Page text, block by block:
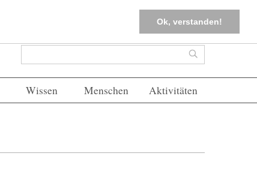
Ok, verstanden!
FAQs Einloggen
Suchformular Suche
Wissen Menschen Aktivitäten